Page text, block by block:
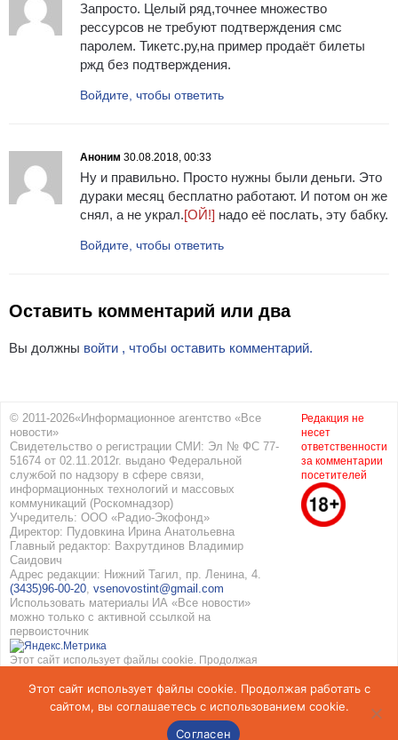
Запросто. Целый ряд,точнее множество
рессурсов не требуют подтверждения смс
паролем. Тикетс.ру,на пример продаёт билеты
ржд без подтверждения.
Войдите, чтобы ответить
Аноним 30.08.2018, 00:33
Ну и правильно. Просто нужны были деньги. Это
дураки месяц бесплатно работают. И потом он же
снял, а не украл.[ОЙ!] надо её послать, эту бабку.
Войдите, чтобы ответить
Оставить комментарий или два
Вы должны войти , чтобы оставить комментарий.
© 2011-2026«Информационное агентство «Все
новости»
Свидетельство о регистрации СМИ: Эл № ФС 77-
51674 от 02.11.2012г. выдано Федеральной
службой по надзору в сфере связи,
информационных технологий и массовых
коммуникаций (Роскомнадзор)
Учредитель: ООО «Радио-Экофонд»
Директор: Пудовкина Ирина Анатольевна
Главный редактор: Вахрутдинов Владимир
Саидович
Адрес редакции: Нижний Тагил, пр. Ленина, 4.
(3435)96-00-20, vsenovostint@gmail.com
Использовать материалы ИА «Все новости»
можно только с активной ссылкой на
первоисточник
Этот сайт использует файлы cookie. Продолжая
использованием cookie. Подробнее вПолитике
конфиденциальностииСоглашение об обработке
персональных данных
Редакция не
несет
ответственности
за комментарии
посетителей
Этот сайт использует файлы cookie. Продолжая работать с
сайтом, вы соглашаетесь с использованием cookie.
Согласен